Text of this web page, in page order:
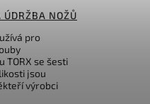
ÚDRŽBA NOŽŮ
pro
TORX se šesti
jsou
výrobci